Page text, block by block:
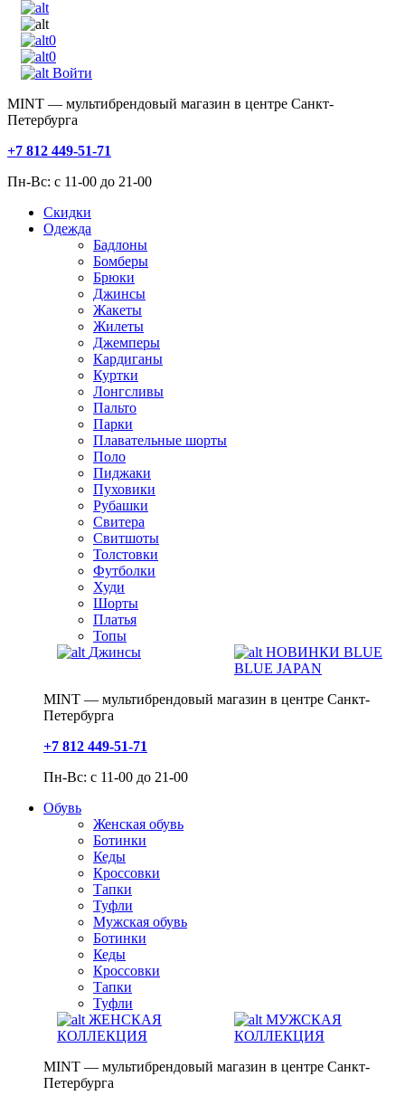
0
0
Войти
MINT — мультибрендовый магазин в центре Санкт-
Петербурга
+7 812 449-51-71
Пн-Вс: с 11-00 до 21-00
Скидки
Одежда
Бадлоны
Бомберы
Брюки
Джинсы
Жакеты
Жилеты
Джемперы
Кардиганы
Куртки
Лонгсливы
Пальто
Парки
Плавательные шорты
Поло
Пиджаки
Пуховики
Рубашки
Свитера
Свитшоты
Толстовки
Футболки
Худи
Шорты
Платья
Топы
Джинсы
НОВИНКИ BLUE
BLUE JAPAN
MINT — мультибрендовый магазин в центре Санкт-
Петербурга
+7 812 449-51-71
Пн-Вс: с 11-00 до 21-00
Обувь
Женская обувь
Ботинки
Кеды
Кроссовки
Тапки
Туфли
Мужская обувь
Ботинки
Кеды
Кроссовки
Тапки
Туфли
ЖЕНСКАЯ
КОЛЛЕКЦИЯ
МУЖСКАЯ
КОЛЛЕКЦИЯ
MINT — мультибрендовый магазин в центре Санкт-
Петербурга